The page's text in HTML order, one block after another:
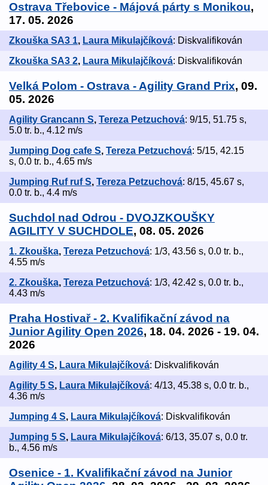
Ostrava Třebovice - Májová párty s Monikou,
17. 05. 2026
Zkouška SA3 1, Laura Mikulajčíková: Diskvalifikován
Zkouška SA3 2, Laura Mikulajčíková: Diskvalifikován
Velká Polom - Ostrava - Agility Grand Prix, 09.
05. 2026
Agility Grancann S, Tereza Petzuchová: 9/15, 51.75 s,
5.0 tr. b., 4.12 m/s
Jumping Dog cafe S, Tereza Petzuchová: 5/15, 42.15
s, 0.0 tr. b., 4.65 m/s
Jumping Ruf ruf S, Tereza Petzuchová: 8/15, 45.67 s,
0.0 tr. b., 4.4 m/s
Suchdol nad Odrou - DVOJZKOUŠKY
AGILITY V SUCHDOLE, 08. 05. 2026
1. Zkouška, Tereza Petzuchová: 1/3, 43.56 s, 0.0 tr. b.,
4.55 m/s
2. Zkouška, Tereza Petzuchová: 1/3, 42.42 s, 0.0 tr. b.,
4.43 m/s
Praha Hostivař - 2. Kvalifikační závod na
Junior Agility Open 2026, 18. 04. 2026 - 19. 04.
2026
Agility 4 S, Laura Mikulajčíková: Diskvalifikován
Agility 5 S, Laura Mikulajčíková: 4/13, 45.38 s, 0.0 tr. b.,
4.36 m/s
Jumping 4 S, Laura Mikulajčíková: Diskvalifikován
Jumping 5 S, Laura Mikulajčíková: 6/13, 35.07 s, 0.0 tr.
b., 4.56 m/s
Osenice - 1. Kvalifikační závod na Junior